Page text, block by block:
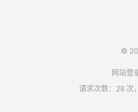
©
网站登
请求次数：28 次